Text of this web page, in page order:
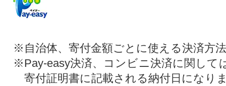
※自治体、寄付金額ごとに使える決済方
※Pay-easy決済、コンビニ決済に関して
寄付証明書に記載される納付日になり